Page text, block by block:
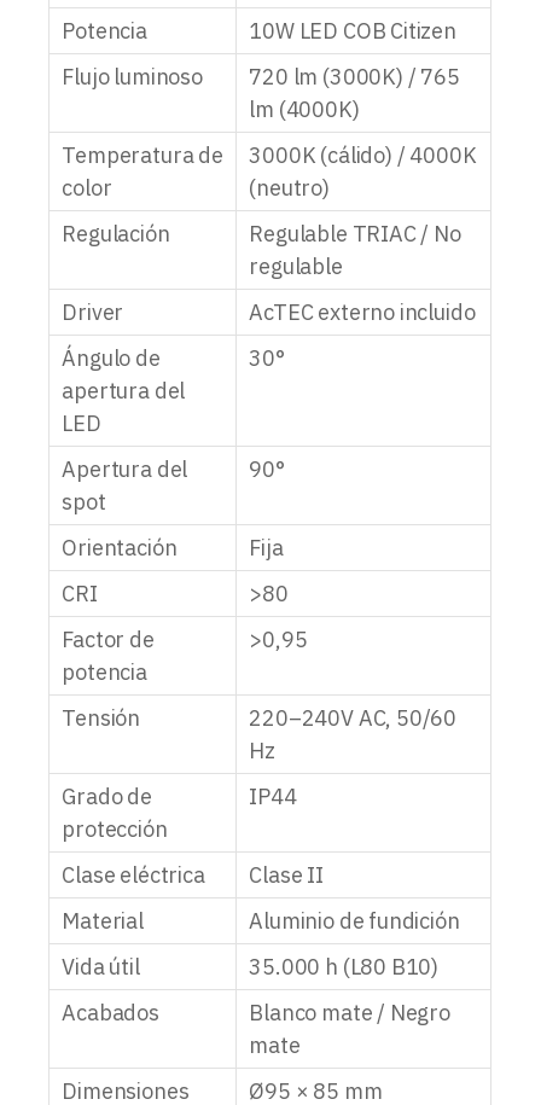
Potencia
10W LED COB Citizen
Flujo luminoso
720 lm (3000K) / 765
lm (4000K)
Temperatura de
color
3000K (cálido) / 4000K
(neutro)
Regulación
Regulable TRIAC / No
regulable
Driver
AcTEC externo incluido
Ángulo de
apertura del
LED
30°
Apertura del
spot
90°
Orientación
Fija
CRI
>80
Factor de
potencia
>0,95
Tensión
220–240V AC, 50/60
Hz
Grado de
protección
IP44
Clase eléctrica
Clase II
Material
Aluminio de fundición
Vida útil
35.000 h (L80 B10)
Acabados
Blanco mate / Negro
mate
Dimensiones
Ø95 × 85 mm